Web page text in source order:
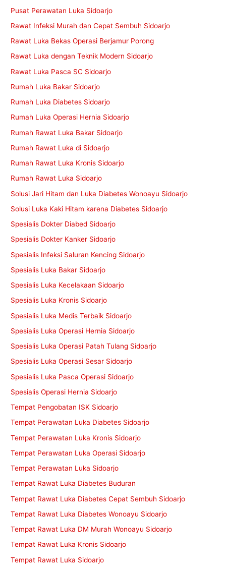
Pusat Perawatan Luka Sidoarjo
Rawat Infeksi Murah dan Cepat Sembuh Sidoarjo
Rawat Luka Bekas Operasi Berjamur Porong
Rawat Luka dengan Teknik Modern Sidoarjo
Rawat Luka Pasca SC Sidoarjo
Rumah Luka Bakar Sidoarjo
Rumah Luka Diabetes Sidoarjo
Rumah Luka Operasi Hernia Sidoarjo
Rumah Rawat Luka Bakar Sidoarjo
Rumah Rawat Luka di Sidoarjo
Rumah Rawat Luka Kronis Sidoarjo
Rumah Rawat Luka Sidoarjo
Solusi Jari Hitam dan Luka Diabetes Wonoayu Sidoarjo
Solusi Luka Kaki Hitam karena Diabetes Sidoarjo
Spesialis Dokter Diabed Sidoarjo
Spesialis Dokter Kanker Sidoarjo
Spesialis Infeksi Saluran Kencing Sidoarjo
Spesialis Luka Bakar Sidoarjo
Spesialis Luka Kecelakaan Sidoarjo
Spesialis Luka Kronis Sidoarjo
Spesialis Luka Medis Terbaik Sidoarjo
Spesialis Luka Operasi Hernia Sidoarjo
Spesialis Luka Operasi Patah Tulang Sidoarjo
Spesialis Luka Operasi Sesar Sidoarjo
Spesialis Luka Pasca Operasi Sidoarjo
Spesialis Operasi Hernia Sidoarjo
Tempat Pengobatan ISK Sidoarjo
Tempat Perawatan Luka Diabetes Sidoarjo
Tempat Perawatan Luka Kronis Sidoarjo
Tempat Perawatan Luka Operasi Sidoarjo
Tempat Perawatan Luka Sidoarjo
Tempat Rawat Luka Diabetes Buduran
Tempat Rawat Luka Diabetes Cepat Sembuh Sidoarjo
Tempat Rawat Luka Diabetes Wonoayu Sidoarjo
Tempat Rawat Luka DM Murah Wonoayu Sidoarjo
Tempat Rawat Luka Kronis Sidoarjo
Tempat Rawat Luka Sidoarjo